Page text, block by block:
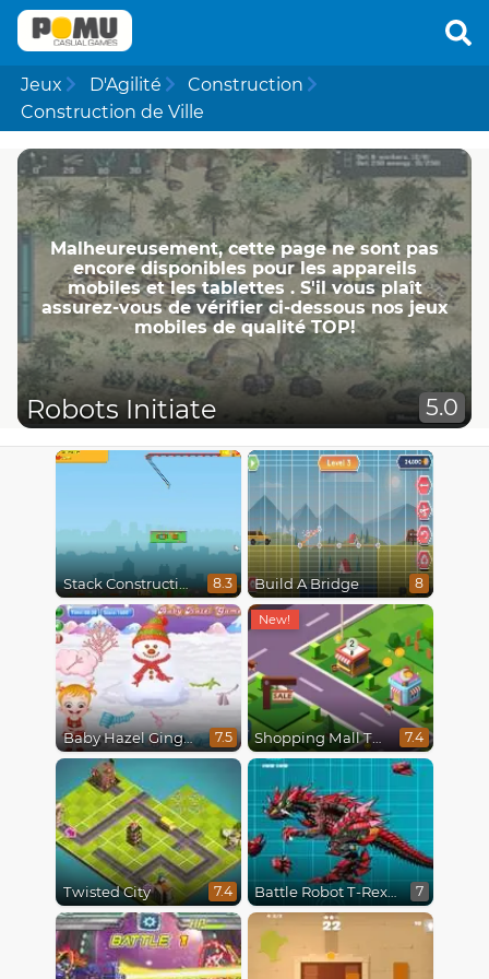
Jeux D'Agilité
Construction
Construction de Ville
Malheureusement, cette page ne ​​sont pas
encore disponibles pour les appareils
mobiles et les tablettes . S'il vous plaît
assurez-vous de vérifier ci-dessous nos jeux
mobiles de qualité TOP!
Robots Initiate 5.0
Stack Construction 8.3 Build A Bridge 8
Baby Hazel Gingerbread House 7.5 Shopping Mall Tycoon 7.4
Twisted City 7.4 Battle Robot T-Rex Age 7